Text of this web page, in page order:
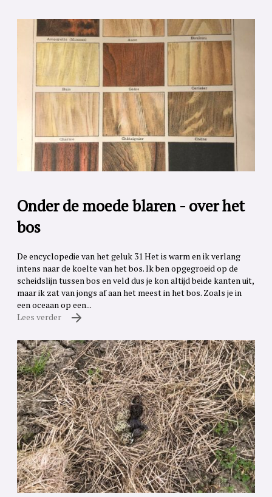
Onder de moede blaren - over het
bos
De encyclopedie van het geluk 31 Het is warm en ik verlang
intens naar de koelte van het bos. Ik ben opgegroeid op de
scheidslijn tussen bos en veld dus je kon altijd beide kanten uit,
maar ik zat van jongs af aan het meest in het bos. Zoals je in
een oceaan op een...
Lees verder